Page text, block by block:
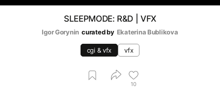
SLEEPMODE: R&D | VFX
Igor Gorynin curated by Ekaterina Bublikova
cgi & vfx vfx
10